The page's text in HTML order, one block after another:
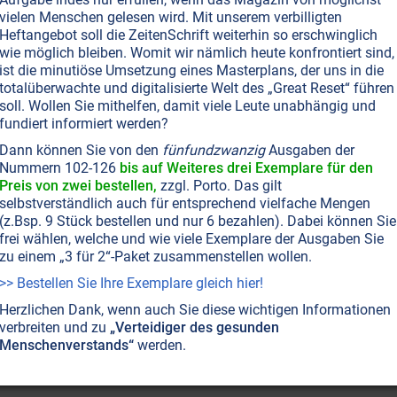
Johannes Kepler haben versucht, den Zusammenklang
noch, daß die ganze Welt in Musik erklingt. Wilfried
entschlüsselt – und die Sphärenmusik in den
Dieser Artikel wurde jedoch mittlerweile im
NICHT ONLINE VERFÜGBAR
vielen Menschen gelesen wird. Mit unserem verbilligten
Heftangebot soll die ZeitenSchrift weiterhin so erschwinglich
wie möglich bleiben. Womit wir nämlich heute konfrontiert sind,
ist die minutiöse Umsetzung eines Masterplans, der uns in die
totalüberwachte und digitalisierte Welt des „Great Reset“ führen
soll. Wollen Sie mithelfen, damit viele Leute unabhängig und
fundiert informiert werden?
Dann können Sie von den fünfundzwanzigAusgaben der
Nummern 102-126 bis auf Weiteres drei Exemplare für den
Preis von zwei bestellen, zzgl. Porto. Das gilt
selbstverständlich auch für entsprechend vielfache Mengen
(z.Bsp. 9 Stück bestellen und nur 6 bezahlen). Dabei können Sie
frei wählen, welche und wie viele Exemplare der Ausgaben Sie
zu einem „3 für 2“-Paket zusammenstellen wollen.
>> Bestellen Sie Ihre Exemplare gleich hier!
Herzlichen Dank, wenn auch Sie diese wichtigen Informationen
verbreiten und zu „Verteidiger des gesunden
Menschenverstands“werden.